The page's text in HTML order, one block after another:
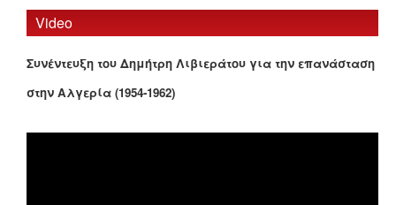
Video
Συνέντευξη του Δημήτρη Λιβιεράτου για την επανάσταση
στην Αλγερία (1954-1962)